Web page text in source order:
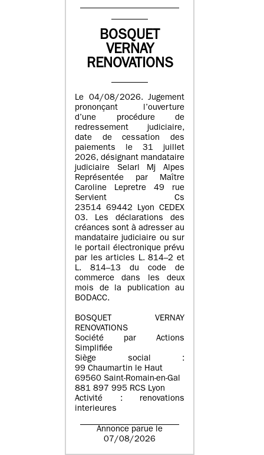
BOSQUET
VERNAY
RENOVATIONS
Le 04/08/2026. Jugement
prononçant l’ouverture
d’une procédure de
redressement judiciaire,
date de cessation des
paiements le 31 juillet
2026, désignant mandataire
judiciaire Selarl Mj Alpes
Représentée par Maître
Caroline Lepretre 49 rue
Servient Cs
23514 69442 Lyon CEDEX
03. Les déclarations des
créances sont à adresser au
mandataire judiciaire ou sur
le portail électronique prévu
par les articles L. 814–2 et
L. 814–13 du code de
commerce dans les deux
mois de la publication au
BODACC.
BOSQUET VERNAY
RENOVATIONS
Société par Actions
Simplifiée
Siège social :
99 Chaumartin le Haut
69560 Saint-Romain-en-Gal
881 897 995 RCS Lyon
Activité : renovations
interieures
Annonce parue le
07/08/2026